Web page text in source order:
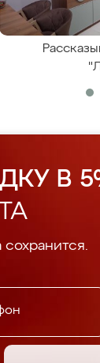
В
сохранится.